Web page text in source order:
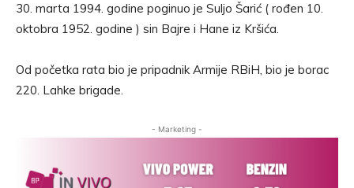
30. marta 1994. godine poginuo je Suljo Šarić ( rođen 10.
oktobra 1952. godine ) sin Bajre i Hane iz Kršića.
Od početka rata bio je pripadnik Armije RBiH, bio je borac
220. Lahke brigade.
- Marketing -